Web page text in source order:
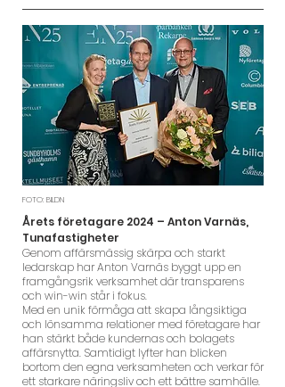
FOTO: BILDN
Årets företagare 2024 – Anton Varnäs,
Tunafastigheter
Genom affärsmässig skärpa och starkt
ledarskap har Anton Varnäs byggt upp en
framgångsrik verksamhet där transparens
och win-win står i fokus.
Med en unik förmåga att skapa långsiktiga
och lönsamma relationer med företagare har
han stärkt både kundernas och bolagets
affärsnytta. Samtidigt lyfter han blicken
bortom den egna verksamheten och verkar för
ett starkare näringsliv och ett bättre samhälle.